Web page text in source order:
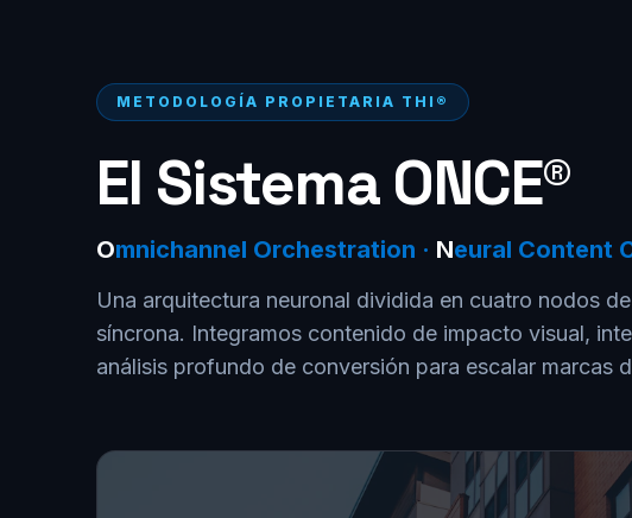
METODOLOGÍA PROPIETARIA THI®
El Sistema ONCE®
Omnichannel Orchestration · Neural Content
Una arquitectura neuronal dividida en cuatro nodos
síncrona. Integramos contenido de impacto visual,
análisis profundo de conversión para escalar marcas